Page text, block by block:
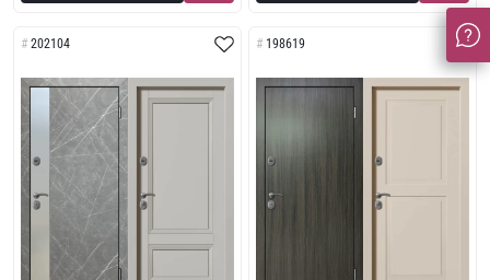
202104 198619